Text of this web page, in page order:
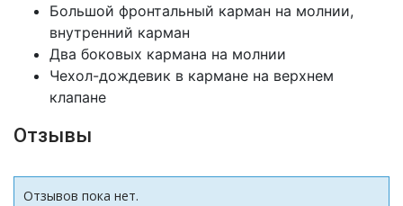
Большой фронтальный карман на молнии,
внутренний карман
Два боковых кармана на молнии
Чехол-дождевик в кармане на верхнем
клапане
Отзывы
Отзывов пока нет.